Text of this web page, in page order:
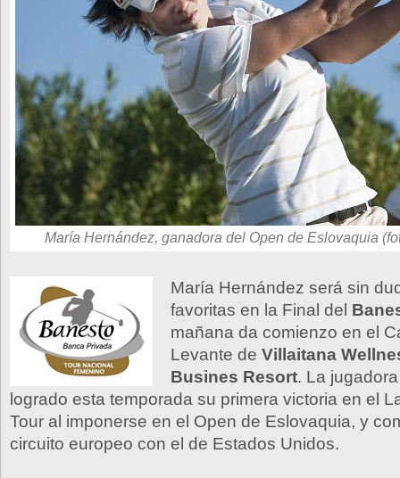
María Hernández, ganadora del Open de Eslovaquia
María Hernández será sin
favoritas en la Final del
mañana da comienzo en el
Levante de Villaitana
Busines Resort. La
logrado esta temporada su primera victoria en el
Tour al imponerse en el Open de Eslovaquia, y
circuito europeo con el de Estados Unidos.